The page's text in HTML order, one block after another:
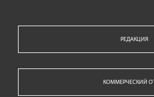
РЕДАКЦИЯ
КОММЕРЧЕСКИЙ